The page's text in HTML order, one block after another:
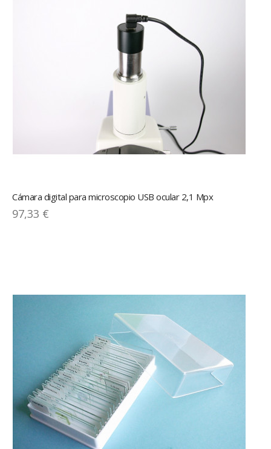
Cámara digital para microscopio USB ocular 2,1 Mpx
97,33 €